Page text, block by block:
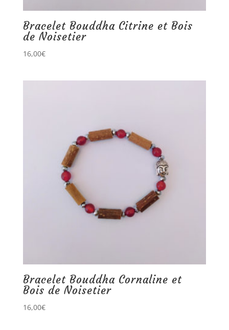
Bracelet Bouddha Citrine et Bois
de Noisetier
16,00€
Bracelet Bouddha Cornaline et
Bois de Noisetier
16,00€